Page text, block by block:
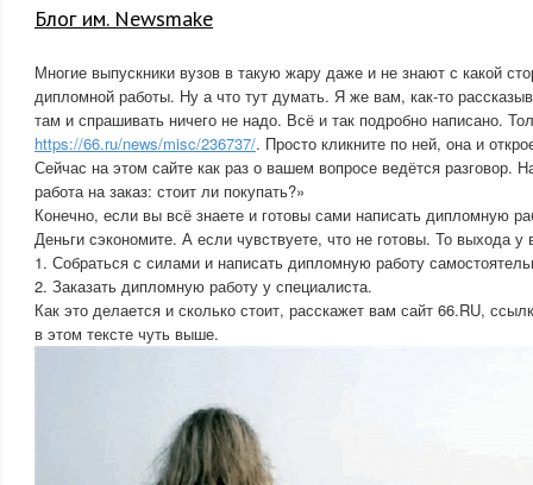
Блог им. Newsmake
Многие выпускники вузов в такую жару даже и не знают с какой
дипломной работы. Ну а что тут думать. Я же вам, как-то
там и спрашивать ничего не надо. Всё и так подробно написано.
https://66.ru/news/misc/236737/. Просто кликните по ней, она и
Сейчас на этом сайте как раз о вашем вопросе ведётся разговор.
работа на заказ: стоит ли покупать?»
Конечно, если вы всё знаете и готовы сами написать дипломную
Деньги сэкономите. А если чувствуете, что не готовы. То выхода у
1. Собраться с силами и написать дипломную работу
2. Заказать дипломную работу у специалиста.
Как это делается и сколько стоит, расскажет вам сайт 66.RU,
в этом тексте чуть выше.